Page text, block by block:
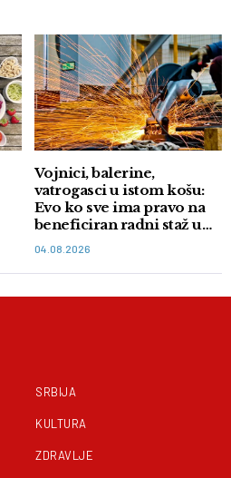
Vojnici, balerine,
vatrogasci u istom košu:
Evo ko sve ima pravo na
beneficiran radni staž u
Srbiji
04.08.2026
SRBIJA
KULTURA
ZDRAVLJE